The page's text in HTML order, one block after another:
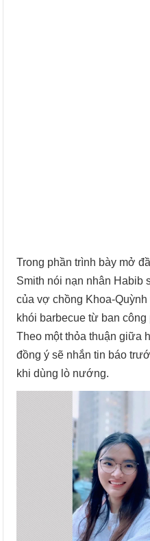
Trong phần trình bày mở
Smith nói nạn nhân Habib
của vợ chồng Khoa-
khói barbecue từ ban
Theo một thỏa thuận giữa
đồng ý sẽ nhắn tin báo
khi dùng lò nướng.